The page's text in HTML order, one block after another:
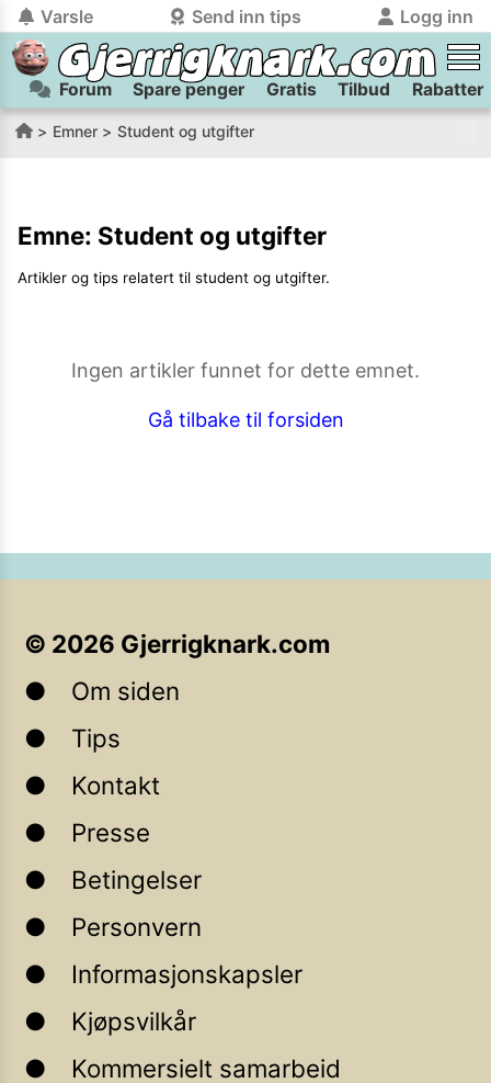
Varsle Send inn tips Logg inn
tilbake
Logg inn på Gjerrigknark.com:
Logg inn med Vipps
tilbake
Send inn tips:
Vil du være med i tipsekonkurransen kan du oppgi
Forum Spare penger Gratis Tilbud Rabatter
Emner Student og utgifter
Emne: Student og utgifter
Artikler og tips relatert til student og utgifter.
Ingen artikler funnet for dette emnet.
Gå tilbake til forsiden
© 2026 Gjerrigknark.com
Om siden
Tips
Kontakt
Presse
Betingelser
Personvern
Informasjonskapsler
Kjøpsvilkår
Kommersielt samarbeid